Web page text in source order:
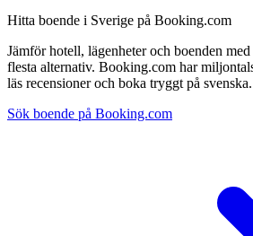
Hitta boende i Sverige på Booking.com
Jämför hotell, lägenheter och boenden
flesta alternativ. Booking.com har
läs recensioner och boka tryggt på svenska.
Sök boende på Booking.com